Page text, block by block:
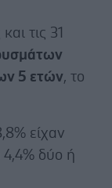
τις 31
5 ετών, το
είχαν
4,4% δύο ή